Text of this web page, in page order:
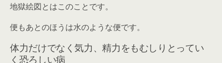
地獄絵図とはこのことです。
便もあとのほうは水のような便です。
体力だけでなく気力、精力をもむしりとってい
く恐ろしい病